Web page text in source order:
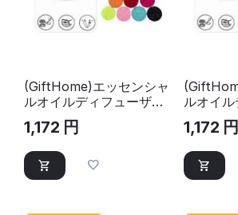
(GiftHome)エッセンシャ
ルオイルディフューザー
(ポー)｜ディフューザー
1,172 円
ルオイ
(ツリー
ィフュー
1,172 円